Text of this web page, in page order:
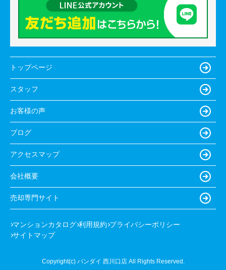
トップページ
スタッフ
お客様の声
ブログ
アクセスマップ
会社概要
売却専門サイト
マンションカタログ 利用規約 プライバシーポリシー
サイトマップ
Copyright(c) バンダイ 西川口店 All Rights Reserved.